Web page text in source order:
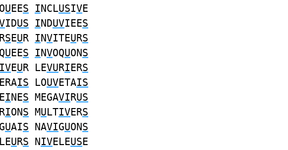
OUEES INCLUSIVE
IDUS INDUVIEES
SEUR INVITEURS
UEES INVOQUONS
IVEUR LEVURIERS
ERAIS LOUVETAIS
EINES MEGAVIRUS
RIONS MULTIVERS
GUAIS NAVIGUONS
URS NIVELEUSE